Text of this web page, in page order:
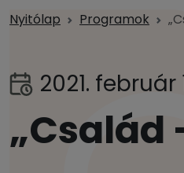
Nyitólap Programok
2021. február
„Család